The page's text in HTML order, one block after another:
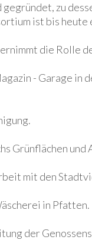
zu
ist bis
die Rolle
- Garage in
Grünflächen
mit den
in Pfatten.
der